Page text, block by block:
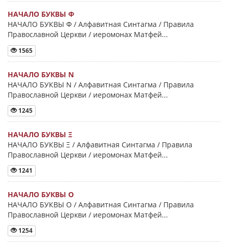
НАЧАЛО БУКВЫ Φ
НАЧАЛО БУКВЫ Φ / Алфавитная Синтагма / Правила
Православной Церкви / иеромонах Матфей...
1565
НАЧАЛО БУКВЫ Ν
НАЧАЛО БУКВЫ Ν / Алфавитная Синтагма / Правила
Православной Церкви / иеромонах Матфей...
1245
НАЧАЛО БУКВЫ Ξ
НАЧАЛО БУКВЫ Ξ / Алфавитная Синтагма / Правила
Православной Церкви / иеромонах Матфей...
1241
НАЧАЛО БУКВЫ Ο
НАЧАЛО БУКВЫ Ο / Алфавитная Синтагма / Правила
Православной Церкви / иеромонах Матфей...
1254